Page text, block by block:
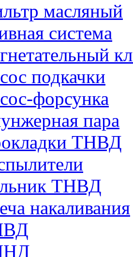
масляный
система
подкачки
форсунка
пара
ТНВД
ТНВД
накаливания